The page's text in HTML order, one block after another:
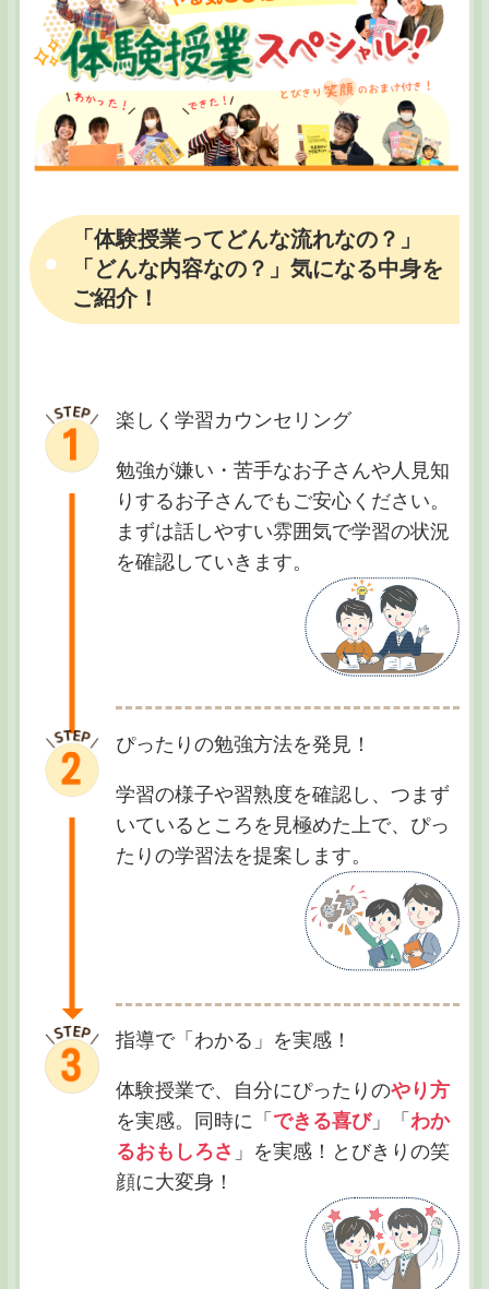
「体験授業ってどんな流れなの？」
「どんな内容なの？」気になる中身を
ご紹介！
楽しく学習カウンセリング
勉強が嫌い・苦手なお子さんや人見知
りするお子さんでもご安心ください。
まずは話しやすい雰囲気で学習の状況
を確認していきます。
ぴったりの勉強方法を発見！
学習の様子や習熟度を確認し、つまず
いているところを見極めた上で、ぴっ
たりの学習法を提案します。
指導で「わかる」を実感！
体験授業で、自分にぴったりのやり方
を実感。同時に「 できる喜び」「 わか
るおもしろさ 」を実感！とびきりの笑
顔に大変身！